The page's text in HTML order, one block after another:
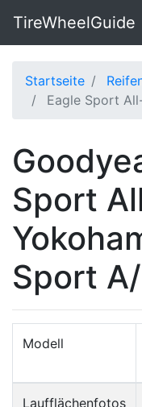
TireWheelGuide
Startseite
Eagle Sport
Sport
Sport
Modell
Laufflächenfotos